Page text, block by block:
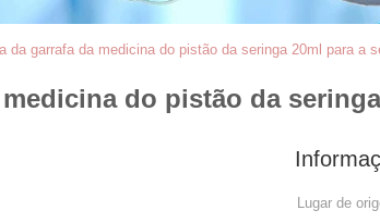
da garrafa da medicina do pistão da seringa 20ml para a
do pistão da
Lugar de